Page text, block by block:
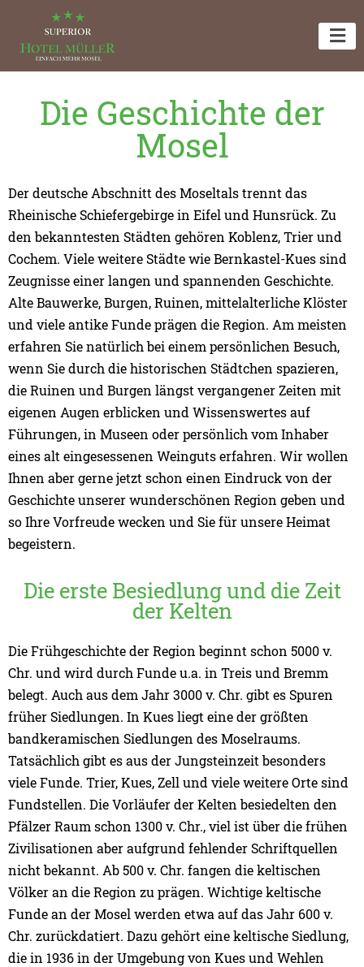
Die Geschichte der
Mosel
Der deutsche Abschnitt des Moseltals trennt das
Rheinische Schiefergebirge in Eifel und Hunsrück. Zu
den bekanntesten Städten gehören Koblenz, Trier und
Cochem. Viele weitere Städte wie Bernkastel-Kues sind
Zeugnisse einer langen und spannenden Geschichte.
Alte Bauwerke, Burgen, Ruinen, mittelalterliche Klöster
und viele antike Funde prägen die Region. Am meisten
erfahren Sie natürlich bei einem persönlichen Besuch,
wenn Sie durch die historischen Städtchen spazieren,
die Ruinen und Burgen längst vergangener Zeiten mit
eigenen Augen erblicken und Wissenswertes auf
Führungen, in Museen oder persönlich vom Inhaber
eines alt eingesessenen Weinguts erfahren. Wir wollen
Ihnen aber gerne jetzt schon einen Eindruck von der
Geschichte unserer wunderschönen Region geben und
so Ihre Vorfreude wecken und Sie für unsere Heimat
begeistern.
Die erste Besiedlung und die Zeit
der Kelten
Die Frühgeschichte der Region beginnt schon 5000 v.
Chr. und wird durch Funde u.a. in Treis und Bremm
belegt. Auch aus dem Jahr 3000 v. Chr. gibt es Spuren
früher Siedlungen. In Kues liegt eine der größten
bandkeramischen Siedlungen des Moselraums.
Tatsächlich gibt es aus der Jungsteinzeit besonders
viele Funde. Trier, Kues, Zell und viele weitere Orte sind
Fundstellen. Die Vorläufer der Kelten besiedelten den
Pfälzer Raum schon 1300 v. Chr., viel ist über die frühen
Zivilisationen aber aufgrund fehlender Schriftquellen
nicht bekannt. Ab 500 v. Chr. fangen die keltischen
Völker an die Region zu prägen. Wichtige keltische
Funde an der Mosel werden etwa auf das Jahr 600 v.
Chr. zurückdatiert. Dazu gehört eine keltische Siedlung,
die in 1936 in der Umgebung von Kues und Wehlen